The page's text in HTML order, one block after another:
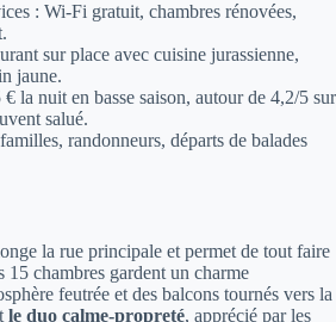
: Wi-Fi gratuit, chambres rénovées,
sur place avec cuisine jurassienne,
jaune.
la nuit en basse saison, autour de 4,2/5 sur
salué.
randonneurs, départs de balades
la rue principale et permet de tout faire
15 chambres gardent un charme
feutrée et des balcons tournés vers la
le duo calme-propreté, apprécié par les